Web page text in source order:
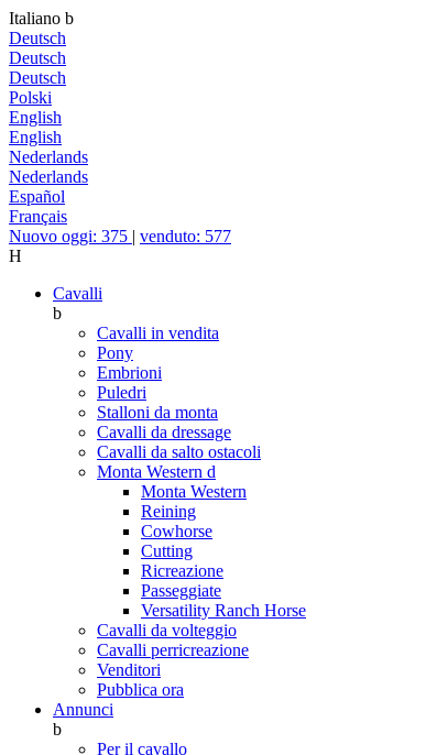
Italiano b
Deutsch
Deutsch
Deutsch
Polski
English
English
Nederlands
Nederlands
Español
Français
Nuovo oggi: 375 | venduto: 577
H
Cavalli
b
Cavalli in vendita
Pony
Embrioni
Puledri
Stalloni da monta
Cavalli da dressage
Cavalli da salto ostacoli
Monta Western d
Monta Western
Reining
Cowhorse
Cutting
Ricreazione
Passeggiate
Versatility Ranch Horse
Cavalli da volteggio
Cavalli perricreazione
Venditori
Pubblica ora
Annunci
b
Per il cavallo